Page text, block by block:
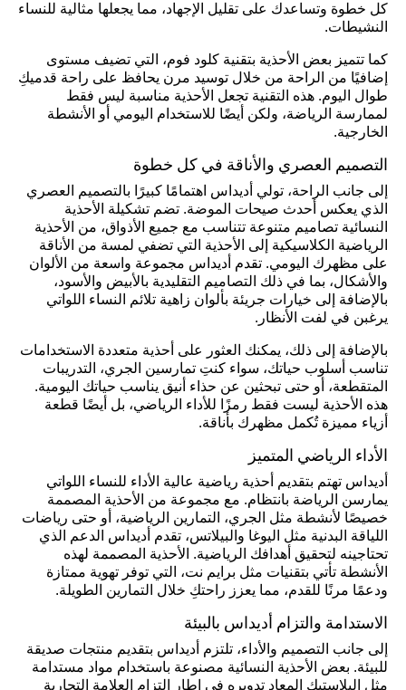
كل خطوة وتساعدك على تقليل الإجهاد، مما يجعلها مثالية للنساء
النشيطات.
كما تتميز بعض الأحذية بتقنية كلود فوم، التي تضيف مستوى
إضافيًا من الراحة من خلال توسيد مرن يحافظ على راحة قدميكِ
طوال اليوم. هذه التقنية تجعل الأحذية مناسبة ليس فقط
لممارسة الرياضة، ولكن أيضًا للاستخدام اليومي أو الأنشطة
الخارجية.
التصميم العصري والأناقة في كل خطوة
إلى جانب الراحة، تولي أديداس اهتمامًا كبيرًا بالتصميم العصري
الذي يعكس أحدث صيحات الموضة. تضم تشكيلة الأحذية
النسائية تصاميم متنوعة تتناسب مع جميع الأذواق، من الأحذية
الرياضية الكلاسيكية إلى الأحذية التي تضفي لمسة من الأناقة
على مظهرك اليومي. تقدم أديداس مجموعة واسعة من الألوان
والأشكال، بما في ذلك التصاميم التقليدية بالأبيض والأسود،
بالإضافة إلى خيارات جريئة بألوان زاهية تلائم النساء اللواتي
يرغبن في لفت الأنظار.
بالإضافة إلى ذلك، يمكنك العثور على أحذية متعددة الاستخدامات
تناسب أسلوب حياتك، سواء كنتِ تمارسين الجري، التدريبات
المتقطعة، أو حتى تبحثين عن حذاء أنيق يناسب حياتك اليومية.
هذه الأحذية ليست فقط رمزًا للأداء الرياضي، بل أيضًا قطعة
أزياء مميزة تُكمل مظهرك بأناقة.
الأداء الرياضي المتميز
أديداس تهتم بتقديم أحذية رياضية عالية الأداء للنساء اللواتي
يمارسن الرياضة بانتظام. مع مجموعة من الأحذية المصممة
خصيصًا لأنشطة مثل الجري، التمارين الرياضية، أو حتى رياضات
اللياقة البدنية مثل اليوغا والبيلاتس، تقدم أديداس الدعم الذي
تحتاجينه لتحقيق أهدافك الرياضية. الأحذية المصممة لهذه
الأنشطة تأتي بتقنيات مثل برايم نت، التي توفر تهوية ممتازة
ودعمًا مرنًا للقدم، مما يعزز راحتكِ خلال التمارين الطويلة.
الاستدامة والتزام أديداس بالبيئة
إلى جانب التصميم والأداء، تلتزم أديداس بتقديم منتجات صديقة
للبيئة. بعض الأحذية النسائية مصنوعة باستخدام مواد مستدامة
مثل البلاستيك المعاد تدويره في إطار التزام العلامة التجارية